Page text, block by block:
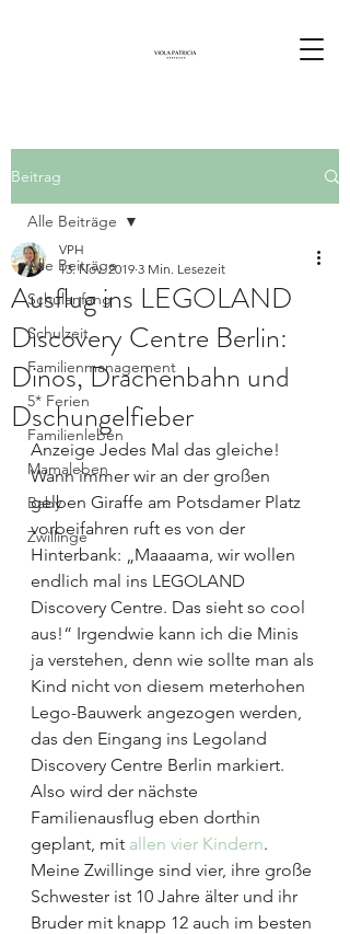
Beitrag
Alle Beiträge
Schulanfang
Schulzeit
Familienmanagement
5* Ferien
Familienleben
Mamaleben
Baby
Zwillinge
Alle Beiträge
Ausflug ins LEGOLAND
Discovery Centre Berlin:
Dinos, Drachenbahn und
Dschungelfieber
VPH
13. Nov. 2019 3 Min. Lesezeit
Anzeige Jedes Mal das gleiche!
Wann immer wir an der großen
gelben Giraffe am Potsdamer Platz
vorbeifahren ruft es von der
Hinterbank: „Maaaama, wir wollen
endlich mal ins LEGOLAND
Discovery Centre. Das sieht so cool
aus!“ Irgendwie kann ich die Minis
ja verstehen, denn wie sollte man als
Kind nicht von diesem meterhohen
Lego-Bauwerk angezogen werden,
das den Eingang ins Legoland
Discovery Centre Berlin markiert.
Also wird der nächste
Familienausflug eben dorthin
geplant, mit allen vier Kindern.
Meine Zwillinge sind vier, ihre große
Schwester ist 10 Jahre älter und ihr
Bruder mit knapp 12 auch im besten